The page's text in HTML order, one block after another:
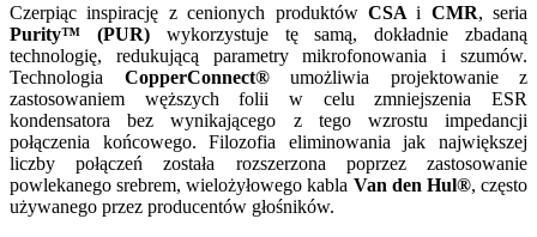
Czerpiąc inspirację z cenionych produktów CSAi CMR, seria
Purity™ (PUR)wykorzystuje tę samą, dokładnie zbadaną
technologię, redukującą parametry mikrofonowania i szumów.
Technologia CopperConnect®umożliwia projektowanie z
zastosowaniem węższych folii w celu zmniejszenia ESR
kondensatora bez wynikającego z tego wzrostu impedancji
połączenia końcowego. Filozofia eliminowania jak największej
liczby połączeń została rozszerzona poprzez zastosowanie
powlekanego srebrem, wielożyłowego kabla Van den Hul®, często
używanego przez producentów głośników.